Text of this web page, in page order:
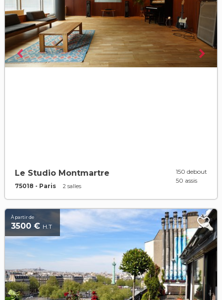
Le Studio Montmartre
75018 - Paris 2 salles
150 debout
50 assis
À partir de
3500 € H.T